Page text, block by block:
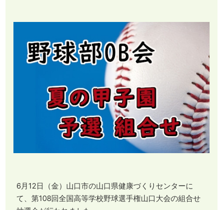
6月12日（金）山口市の山口県健康づくりセンターに
て、第108回全国高等学校野球選手権山口大会の組合せ